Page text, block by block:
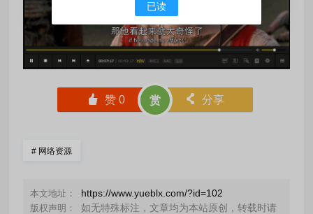
󰄼 赞0 赏 󰄯 分享
# 网络资源
本文地址： https://www.yueblx.com/?id=102
版权声明：
如无特殊标注，文章均为本站原创，转载时请
已读